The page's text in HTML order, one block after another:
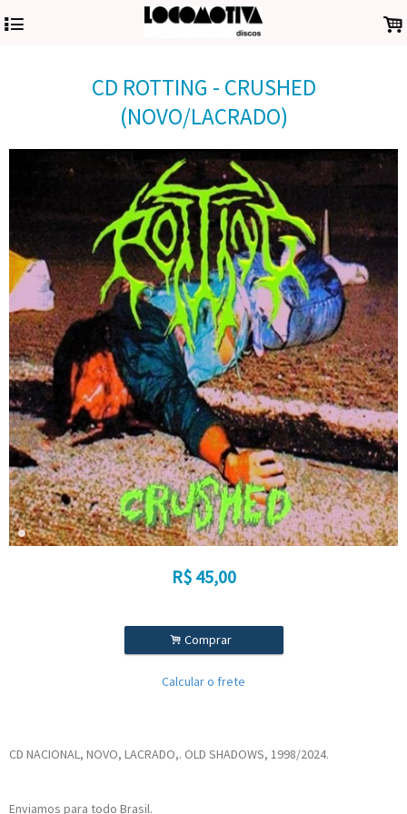
4 .
CD ROTTING - CRUSHED
(NOVO/LACRADO)
R$ 45,00
. Comprar
Calcular o frete
CD NACIONAL, NOVO, LACRADO,. OLD SHADOWS, 1998/2024.
Enviamos para todo Brasil.